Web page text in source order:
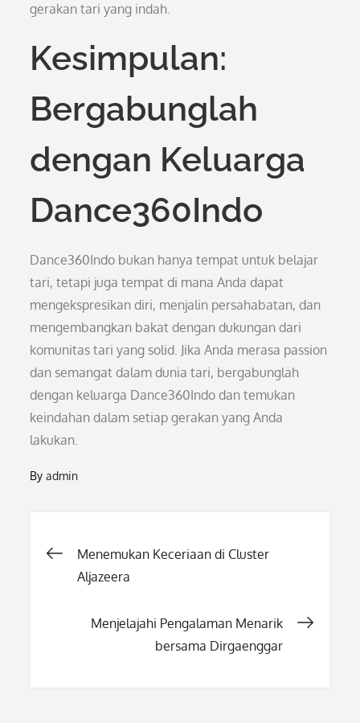
gerakan tari yang indah.
Kesimpulan:
Bergabunglah
dengan Keluarga
Dance360Indo
Dance360Indo bukan hanya tempat untuk belajar
tari, tetapi juga tempat di mana Anda dapat
mengekspresikan diri, menjalin persahabatan, dan
mengembangkan bakat dengan dukungan dari
komunitas tari yang solid. Jika Anda merasa passion
dan semangat dalam dunia tari, bergabunglah
dengan keluarga Dance360Indo dan temukan
keindahan dalam setiap gerakan yang Anda
lakukan.
Byadmin
Post
Menemukan Keceriaan di Cluster
Aljazeera
Menjelajahi Pengalaman Menarik
bersama Dirgaenggar